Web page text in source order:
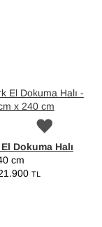
Dokuma Halı
cm
TL